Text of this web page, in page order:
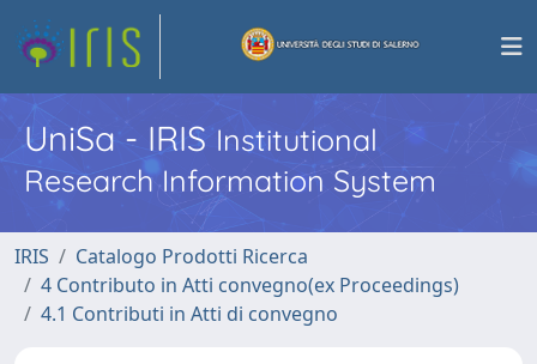
UniSa - IRISInstitutional
Research Information System
IRIS
Catalogo Prodotti Ricerca
4 Contributo in Atti convegno(ex Proceedings)
4.1 Contributi in Atti di convegno